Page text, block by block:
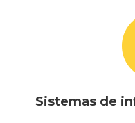
Sistemas de